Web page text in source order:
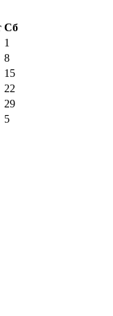
Сб
1
8
15
22
29
5